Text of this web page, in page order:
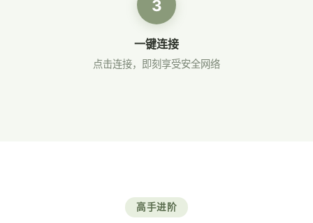
3
一键连接
点击连接，即刻享受安全网络
高手进阶